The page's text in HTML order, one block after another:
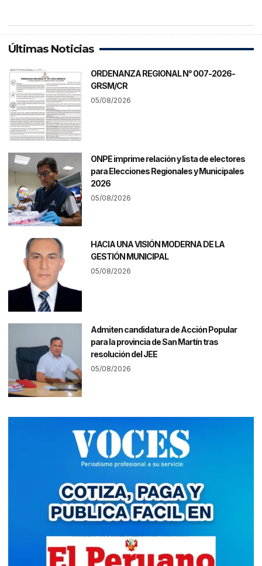
Últimas Noticias
ORDENANZA REGIONAL N° 007-2026-
GRSM/CR
05/08/2026
ONPE imprime relación y lista de electores
para Elecciones Regionales y Municipales
2026
05/08/2026
HACIA UNA VISIÓN MODERNA DE LA
GESTIÓN MUNICIPAL
05/08/2026
Admiten candidatura de Acción Popular
para la provincia de San Martín tras
resolución del JEE
05/08/2026